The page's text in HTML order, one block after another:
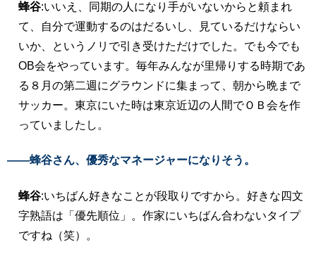
蜂谷:いいえ、同期の人になり手がいないからと頼まれ
て、自分で運動するのはだるいし、見ているだけならい
いか、というノリで引き受けただけでした。でも今でも
OB会をやっています。毎年みんなが里帰りする時期であ
る８月の第二週にグラウンドに集まって、朝から晩まで
サッカー。東京にいた時は東京近辺の人間でＯＢ会を作
っていましたし。
――蜂谷さん、優秀なマネージャーになりそう。
蜂谷:いちばん好きなことが段取りですから。好きな四文
字熟語は「優先順位」。作家にいちばん合わないタイプ
ですね（笑）。